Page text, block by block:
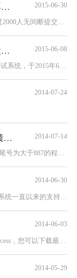
教之初WEB版考试系统并发数量再创新高 2015-06-30
教之初WEB考试系统并发技术重大突破 2015-06-08
2014-07-24
考试端从887版本开始支持历史成绩查询 2014-07-14
简介： 如果您的考试端系统没有自动升级到尾号为大于887的程序，那么请点击此处下载：如果已经升级
2014-06-30
2014-06-03
2014-05-29